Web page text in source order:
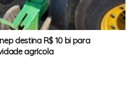
destina R$ 10 bi para
agrícola